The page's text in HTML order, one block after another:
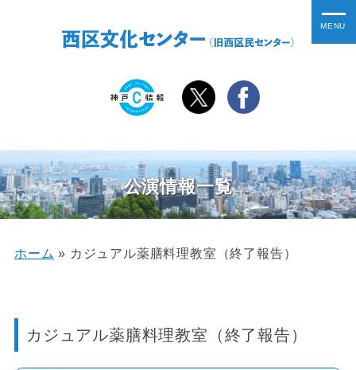
公演情報一覧
ホーム » カジュアル薬膳料理教室（終了報告）
カジュアル薬膳料理教室（終了報告）